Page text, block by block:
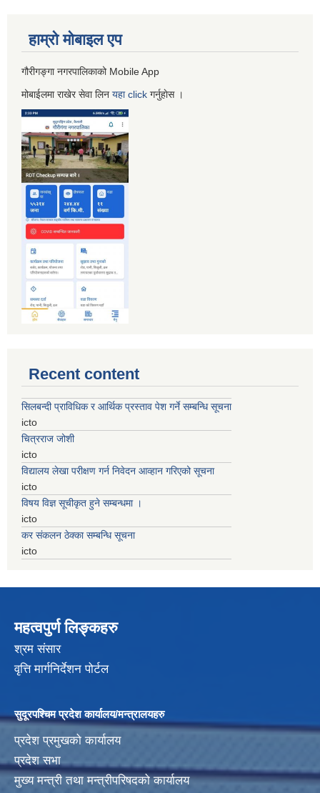
हाम्रो माेबाइल एप
गौरीगङ्गा नगरपालिकाको Mobile App
मोबाईलमा राखेर सेवा लिन यहाclick गर्नुहाेस ।
Recent content
सिलबन्दी प्राविधिक र आर्थिक प्रस्ताव पेश गर्ने सम्बन्धि सूचना
icto
चित्रराज जोशी
icto
विद्यालय लेखा परीक्षण गर्न निवेदन आव्हान गरिएको सूचना
icto
विषय विज्ञ सूचीकृत हुने सम्बन्धमा ।
icto
कर संकलन ठेक्का सम्बन्धि सूचना
icto
महत्वपुर्ण लिङ्कहरु
श्रम संसार
वृत्ति मार्गनिर्देशन पोर्टल
सुदूरपश्चिम प्रदेश कार्यालय/मन्त्रालयहरु
प्रदेश प्रमुखको कार्यालय
प्रदेश सभा
मुख्य मन्त्री तथा मन्त्रीपरिषदको कार्यालय